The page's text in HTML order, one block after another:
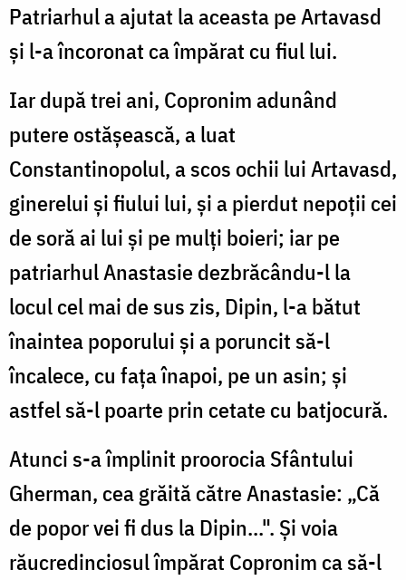
Patriarhul a ajutat la aceasta pe Artavasd
și l-a încoronat ca împărat cu fiul lui.
Iar după trei ani, Copronim adunând
putere ostășească, a luat
Constantinopolul, a scos ochii lui Artavasd,
ginerelui și fiului lui, și a pierdut nepoții cei
de soră ai lui și pe mulți boieri; iar pe
patriarhul Anastasie dezbrăcându-l la
locul cel mai de sus zis, Dipin, l-a bătut
înaintea poporului și a poruncit să-l
încalece, cu fața înapoi, pe un asin; și
astfel să-l poarte prin cetate cu batjocură.
Atunci s-a împlinit proorocia Sfântului
Gherman, cea grăită către Anastasie: „Că
de popor vei fi dus la Dipin...". Și voia
răucredinciosul împărat Copronim ca să-l